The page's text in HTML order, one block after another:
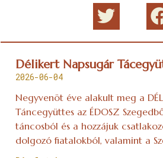
Délikert Napsugár
2026-06-04
Negyvenöt éve alakult meg a
Táncegyüttes az ÉDOSZ
táncosból és a hozzájuk
dolgozó fiatalokból, valamint a